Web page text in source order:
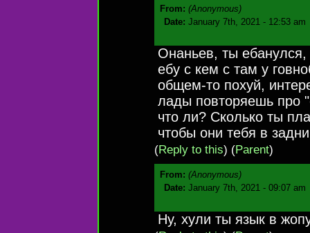
From: (Anonymous)
Date: January 7th, 2021 - 12:53 am
Онаньев, ты
ебу с кем с там у
общем-то похуй,
лады повторяешь про
что ли? Сколько ты
чтобы они тебя в
(Reply to this) (Parent)
From: (Anonymous)
Date: January 7th, 2021 - 09:07 am
Ну, хули ты язык в